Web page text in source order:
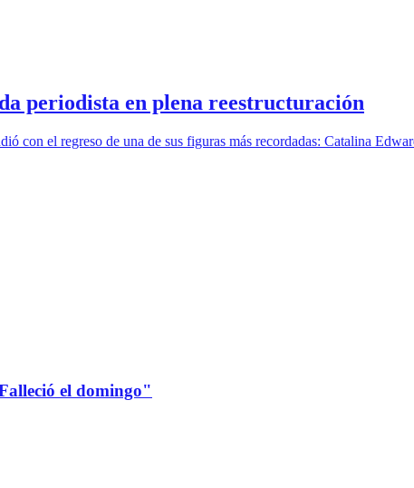
periodista en plena reestructuración
con el regreso de una de sus figuras más recordadas: Catalina
el domingo"